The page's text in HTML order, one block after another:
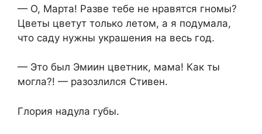
— О, Марта! Разве тебе не нравятся гномы?
Цветы цветут только летом, а я подумала,
что саду нужны украшения на весь год.
— Это был Эмиин цветник, мама! Как ты
могла?! — разозлился Стивен.
Глория надула губы.